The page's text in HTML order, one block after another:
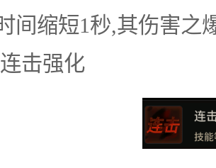
间缩短1秒,其伤害之
击强化